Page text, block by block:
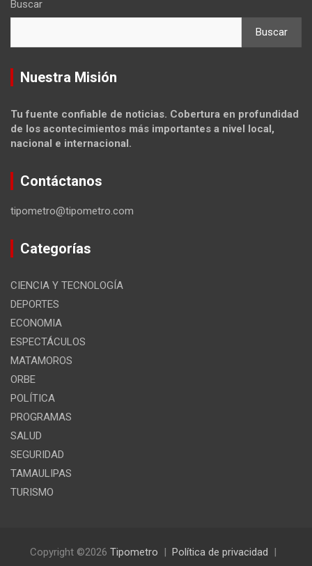
Buscar
Buscar
Nuestra Misión
Tu fuente confiable de noticias. Cobertura en profundidad
de los acontecimientos más importantes a nivel local,
nacional e internacional.
Contáctanos
tipometro@tipometro.com
Categorías
CIENCIA Y TECNOLOGÍA
DEPORTES
ECONOMIA
ESPECTÁCULOS
MATAMOROS
ORBE
POLÍTICA
PROGRAMAS
SALUD
SEGURIDAD
TAMAULIPAS
TURISMO
Copyright ©2026 Tipometro
Política de privacidad